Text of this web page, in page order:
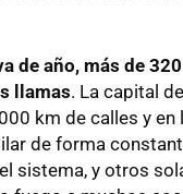
de año, más de
llamas. La capital
km de calles y en
de forma
sistema, y otros